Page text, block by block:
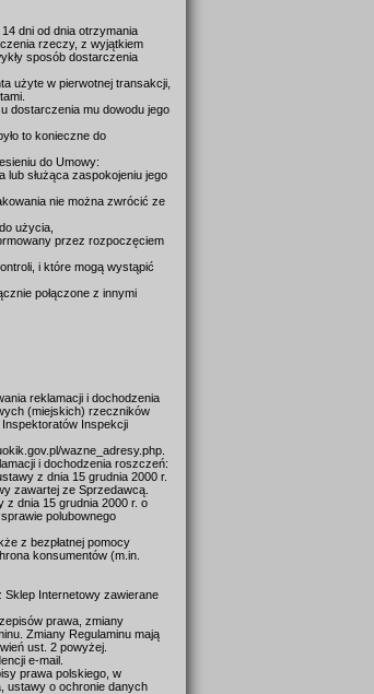
dni od dnia otrzymania
rzeczy, z wyjątkiem
sposób dostarczenia
użyte w pierwotnej transakcji,
dostarczenia mu dowodu jego
to konieczne do
do Umowy:
służąca zaspokojeniu jego
nie można zwrócić ze
użycia,
przez rozpoczęciem
i które mogą wystąpić
połączone z innymi
reklamacji i dochodzenia
(miejskich) rzeczników
Inspekcji
wazne_adresy.php.
i dochodzenia roszczeń:
z dnia 15 grudnia 2000 r.
zawartej ze Sprzedawcą.
z dnia 15 grudnia 2000 r. o
polubownego
z bezpłatnej pomocy
konsumentów (m.in.
Internetowy zawierane
prawa, zmiany
Zmiany Regulaminu mają
ust. 2 powyżej.
e-mail.
prawa polskiego, w
ustawy o ochronie danych